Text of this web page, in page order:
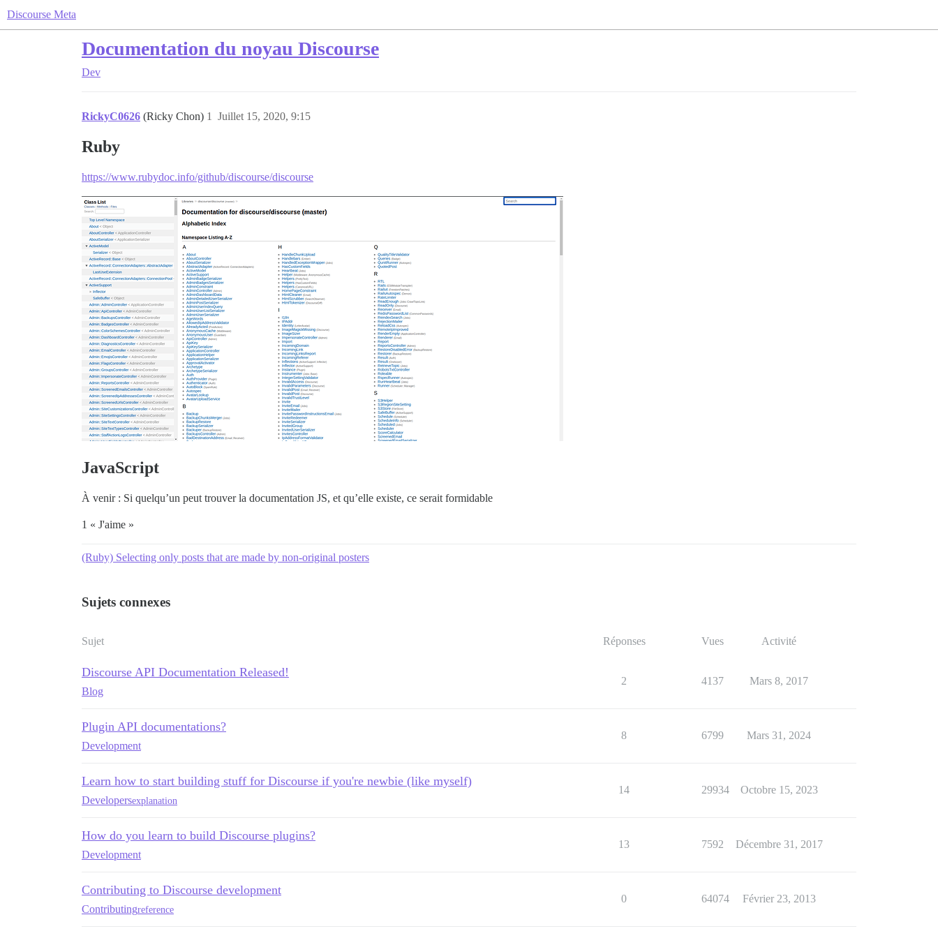
Discourse Meta
Documentation du noyau Discourse
Dev
RickyC0626 (Ricky Chon) Juillet 15, 2020, 9:15
1
Ruby
https://www.rubydoc.info/github/discourse/discourse
JavaScript
À venir : Si quelqu’un peut trouver la documentation JS, et qu’elle existe, ce serait formidable
1 « J'aime »
(Ruby) Selecting only posts that are made by non-original posters
Sujets connexes
Sujet Réponses Vues Activité
Discourse API Documentation Released!
Blog
2 4137 Mars 8, 2017
Plugin API documentations?
Development
8 6799 Mars 31, 2024
Learn how to start building stuff for Discourse if you're newbie (like myself)
Developersexplanation
14 29934 Octobre 15, 2023
How do you learn to build Discourse plugins?
Development
13 7592 Décembre 31, 2017
Contributing to Discourse development
Contributingreference
0 64074 Février 23, 2013